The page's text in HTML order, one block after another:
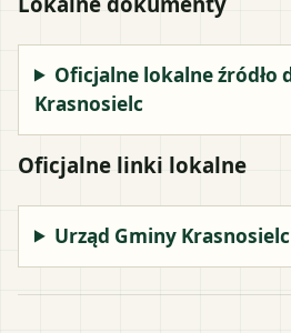
Oficjalne lokalne źródło
Krasnosielc
Oficjalne linki lokalne
Urząd Gminy Krasnosielc